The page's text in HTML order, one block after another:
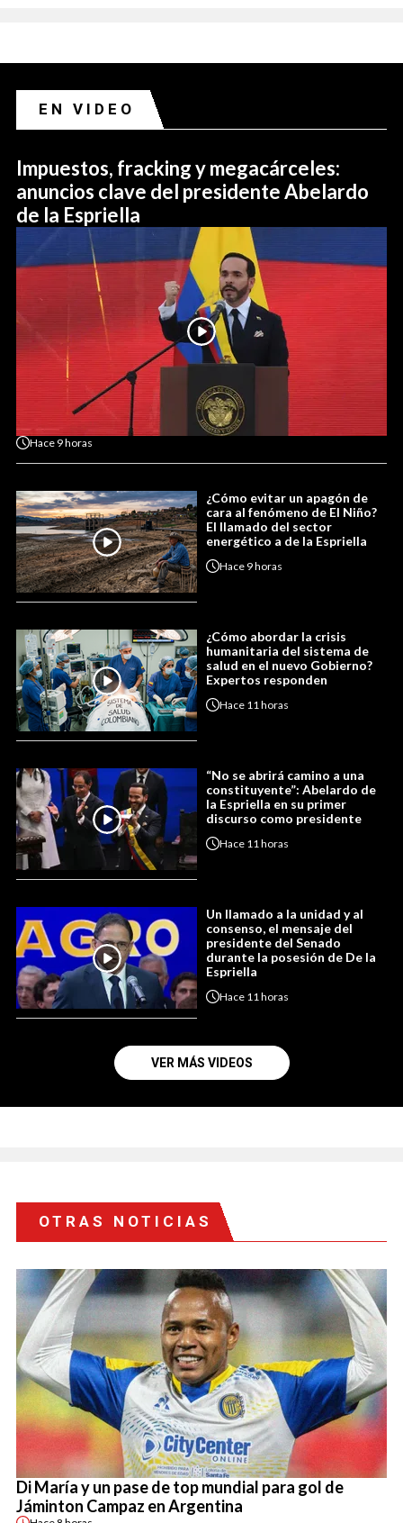
EN VIDEO
Impuestos, fracking y megacárceles:
anuncios clave del presidente Abelardo
de la Espriella
Hace 9 horas
¿Cómo evitar un apagón de
cara al fenómeno de El Niño?
El llamado del sector
energético a de la Espriella
Hace 9 horas
¿Cómo abordar la crisis
humanitaria del sistema de
salud en el nuevo Gobierno?
Expertos responden
Hace 11 horas
“No se abrirá camino a una
constituyente”: Abelardo de
la Espriella en su primer
discurso como presidente
Hace 11 horas
Un llamado a la unidad y al
consenso, el mensaje del
presidente del Senado
durante la posesión de De la
Espriella
Hace 11 horas
VER MÁS VIDEOS
OTRAS NOTICIAS
Di María y un pase de top mundial para gol de
Jáminton Campaz en Argentina